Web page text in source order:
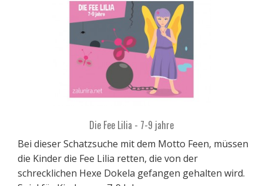
Die Fee Lilia - 7-9 jahre
Bei dieser Schatzsuche mit dem Motto Feen, müssen
die Kinder die Fee Lilia retten, die von der
schrecklichen Hexe Dokela gefangen gehalten wird.